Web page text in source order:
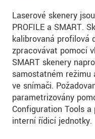
Laserové skenery
PROFILE a SMART.
kalibrovaná profilová
zpracovávat pomocí
SMART skenery
samostatném režimu
ve snímači.
parametrizovány
Configuration Tools
interní řídicí jednotky.